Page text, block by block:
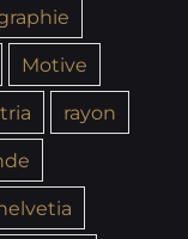
Motive
rayon